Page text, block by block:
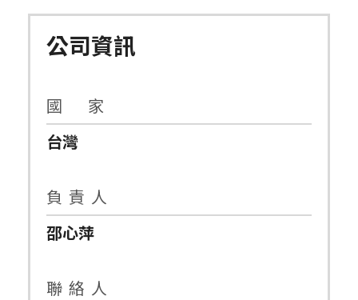
公司資訊
國 家
台灣
負 責 人
邵心萍
聯 絡 人